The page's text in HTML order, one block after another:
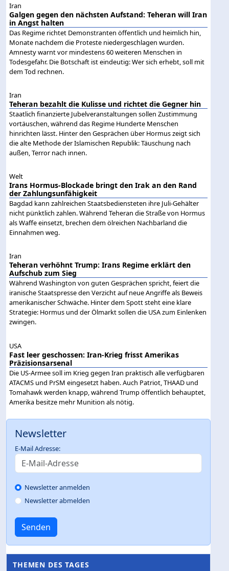
Iran
Galgen gegen den nächsten Aufstand: Teheran will Iran
in Angst halten
Das Regime richtet Demonstranten öffentlich und heimlich hin,
Monate nachdem die Proteste niedergeschlagen wurden.
Amnesty warnt vor mindestens 60 weiteren Menschen in
Todesgefahr. Die Botschaft ist eindeutig: Wer sich erhebt, soll mit
dem Tod rechnen.
Iran
Teheran bezahlt die Kulisse und richtet die Gegner hin
Staatlich finanzierte Jubelveranstaltungen sollen Zustimmung
vortäuschen, während das Regime Hunderte Menschen
hinrichten lässt. Hinter den Gesprächen über Hormus zeigt sich
die alte Methode der Islamischen Republik: Täuschung nach
außen, Terror nach innen.
Welt
Irans Hormus-Blockade bringt den Irak an den Rand
der Zahlungsunfähigkeit
Bagdad kann zahlreichen Staatsbediensteten ihre Juli-Gehälter
nicht pünktlich zahlen. Während Teheran die Straße von Hormus
als Waffe einsetzt, brechen dem ölreichen Nachbarland die
Einnahmen weg.
Iran
Teheran verhöhnt Trump: Irans Regime erklärt den
Aufschub zum Sieg
Während Washington von guten Gesprächen spricht, feiert die
iranische Staatspresse den Verzicht auf neue Angriffe als Beweis
amerikanischer Schwäche. Hinter dem Spott steht eine klare
Strategie: Hormus und der Ölmarkt sollen die USA zum Einlenken
zwingen.
USA
Fast leer geschossen: Iran-Krieg frisst Amerikas
Präzisionsarsenal
Die US-Armee soll im Krieg gegen Iran praktisch alle verfügbaren
ATACMS und PrSM eingesetzt haben. Auch Patriot, THAAD und
Tomahawk werden knapp, während Trump öffentlich behauptet,
Amerika besitze mehr Munition als nötig.
Newsletter
E-Mail Adresse:
Newsletter anmelden
Newsletter abmelden
Senden
THEMEN DES TAGES